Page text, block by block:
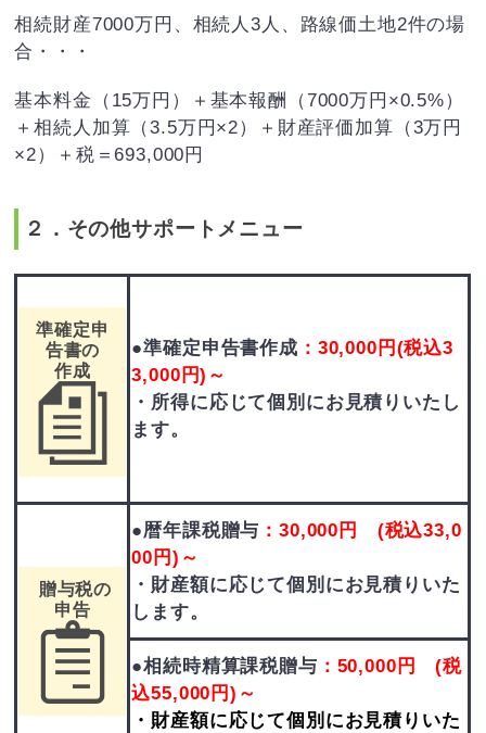
相続財産7000万円、相続人3人、路線価土地2件の場
合・・・
基本料金（15万円）＋基本報酬（7000万円×0.5%）
＋相続人加算（3.5万円×2）＋財産評価加算（3万円
×2）＋税＝693,000円
２．その他サポートメニュー
準確定申
告書の
作成
●準確定申告書作成 ：30,000円(税込3
3,000円)～
・所得に応じて個別にお見積りいたし
ます。
贈与税の
申告
●暦年課税贈与 ：30,000円 (税込33,0
00円)～
・財産額に応じて個別にお見積りいた
します。
●相続時精算課税贈与 ：50,000円 (税
込55,000円)～
・財産額に応じて個別にお見積りいた